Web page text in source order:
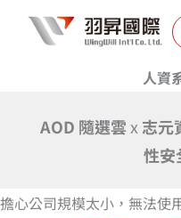
人資
AOD 隨選雲 x 志元
性安
擔心公司規模太小，無法使